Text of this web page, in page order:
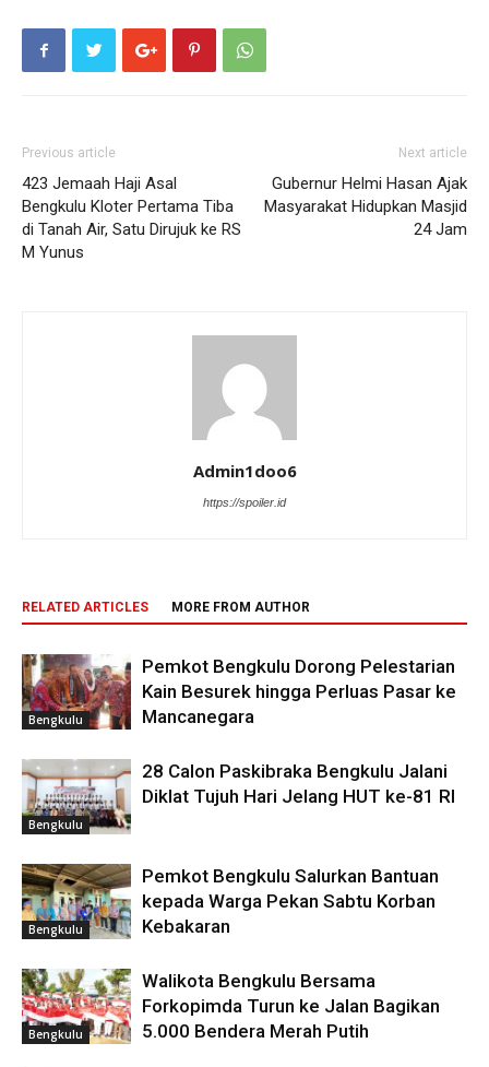
Previous article
423 Jemaah Haji Asal
Bengkulu Kloter Pertama Tiba
di Tanah Air, Satu Dirujuk ke RS
M Yunus
Next article
Gubernur Helmi Hasan Ajak
Masyarakat Hidupkan Masjid
24 Jam
Admin1doo6
https://spoiler.id
RELATED ARTICLES MORE FROM AUTHOR
Bengkulu
Pemkot Bengkulu Dorong Pelestarian
Kain Besurek hingga Perluas Pasar ke
Mancanegara
Bengkulu
28 Calon Paskibraka Bengkulu Jalani
Diklat Tujuh Hari Jelang HUT ke-81 RI
Bengkulu
Pemkot Bengkulu Salurkan Bantuan
kepada Warga Pekan Sabtu Korban
Kebakaran
Bengkulu
Walikota Bengkulu Bersama
Forkopimda Turun ke Jalan Bagikan
5.000 Bendera Merah Putih